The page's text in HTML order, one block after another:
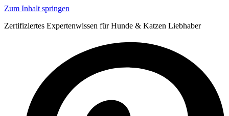
Zum Inhalt springen
Zertifiziertes Expertenwissen für Hunde & Katzen Liebhaber